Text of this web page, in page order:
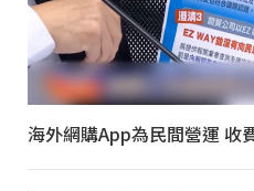
海外網購App為民間營運 收